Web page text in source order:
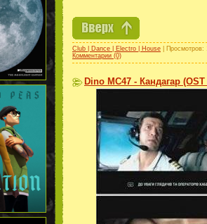
Club | Dance | Electro | House |
Комментарии (0)
Dino MC47 - Кандагар